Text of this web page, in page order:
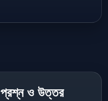
প্রশ্ন ও উত্তর